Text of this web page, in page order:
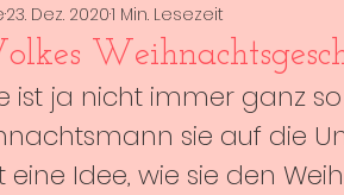
23. Dez. 20201 Min. Lesezeit
ist ja nicht immer ganz
sie auf die
eine Idee, wie sie den